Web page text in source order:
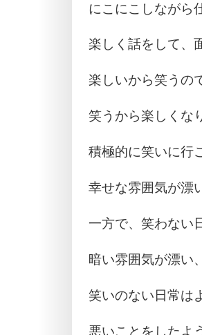
にこにこしながら
楽しく話をして、
楽しいから笑うの
笑うから楽しくな
積極的に笑いに行
幸せな雰囲気が漂
一方で、笑わない
暗い雰囲気が漂い
笑いのない日常は
悪いことをしたよ